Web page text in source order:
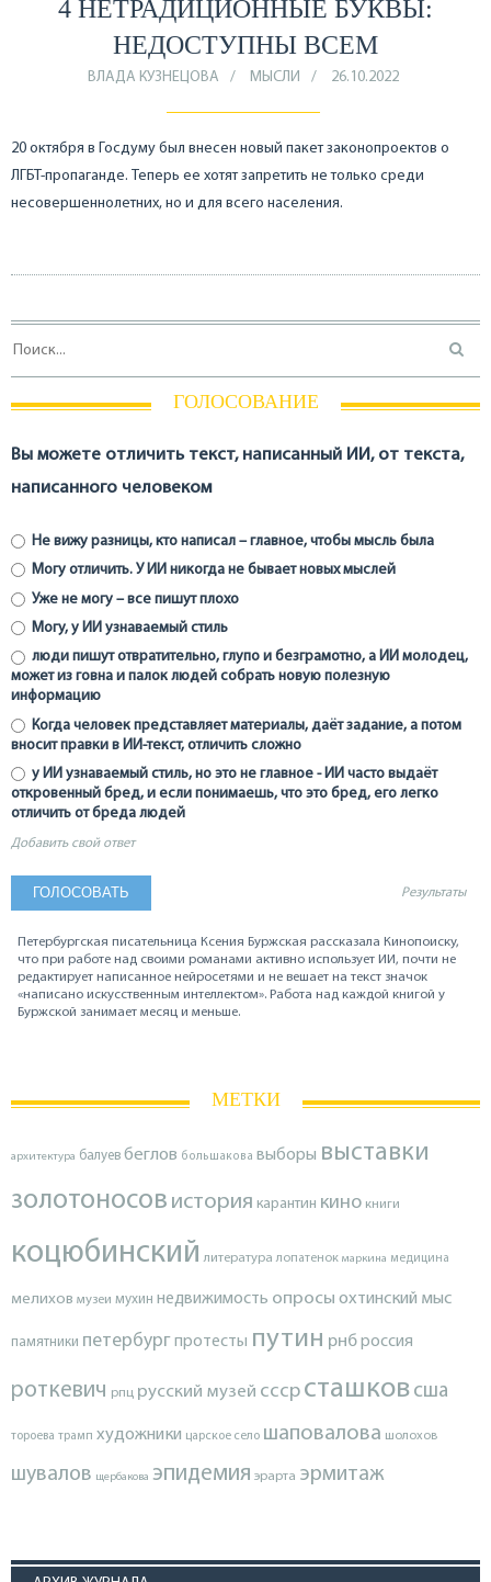
4 НЕТРАДИЦИОННЫЕ БУКВЫ:
НЕДОСТУПНЫ ВСЕМ
ВЛАДА КУЗНЕЦОВА МЫСЛИ 26.10.2022
20 октября в Госдуму был внесен новый пакет законопроектов о
ЛГБТ-пропаганде. Теперь ее хотят запретить не только среди
несовершеннолетних, но и для всего населения.
ГОЛОСОВАНИЕ
Вы можете отличить текст, написанный ИИ, от текста,
написанного человеком
Не вижу разницы, кто написал – главное, чтобы мысль была
Могу отличить. У ИИ никогда не бывает новых мыслей
Уже не могу – все пишут плохо
Могу, у ИИ узнаваемый стиль
люди пишут отвратительно, глупо и безграмотно, а ИИ молодец,
может из говна и палок людей собрать новую полезную
информацию
Когда человек представляет материалы, даёт задание, а потом
вносит правки в ИИ-текст, отличить сложно
у ИИ узнаваемый стиль, но это не главное - ИИ часто выдаёт
откровенный бред, и если понимаешь, что это бред, его легко
отличить от бреда людей
Добавить свой ответ
Результаты
Петербургская писательница Ксения Буржская рассказала Кинопоиску,
что при работе над своими романами активно использует ИИ, почти не
редактирует написанное нейросетями и не вешает на текст значок
«написано искусственным интеллектом». Работа над каждой книгой у
Буржской занимает месяц и меньше.
МЕТКИ
архитектура балуев беглов большакова выборы выставки
золотоносов история карантин кино книги
коцюбинский литература лопатенок маркина медицина
мелихов музеи мухин недвижимость опросы охтинский мыс
памятники петербургпротесты путин рнброссия
роткевич рпц русский музей ссср сташков сша
тороева трамп художники царское село шаповалова шолохов
шувалов щербакова эпидемия эрарта эрмитаж